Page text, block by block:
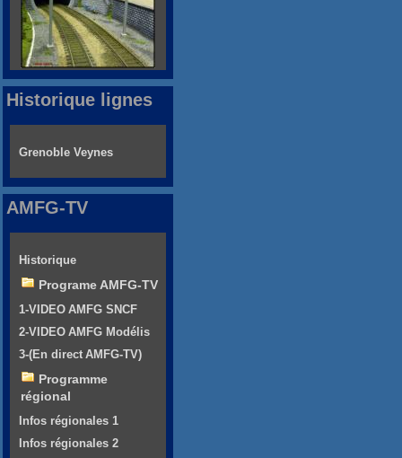
Historique lignes
Grenoble Veynes
AMFG-TV
Historique
Programe AMFG-TV
1-VIDEO AMFG SNCF
2-VIDEO AMFG Modélis
3-(En direct AMFG-TV)
Programme
régional
Infos régionales 1
Infos régionales 2